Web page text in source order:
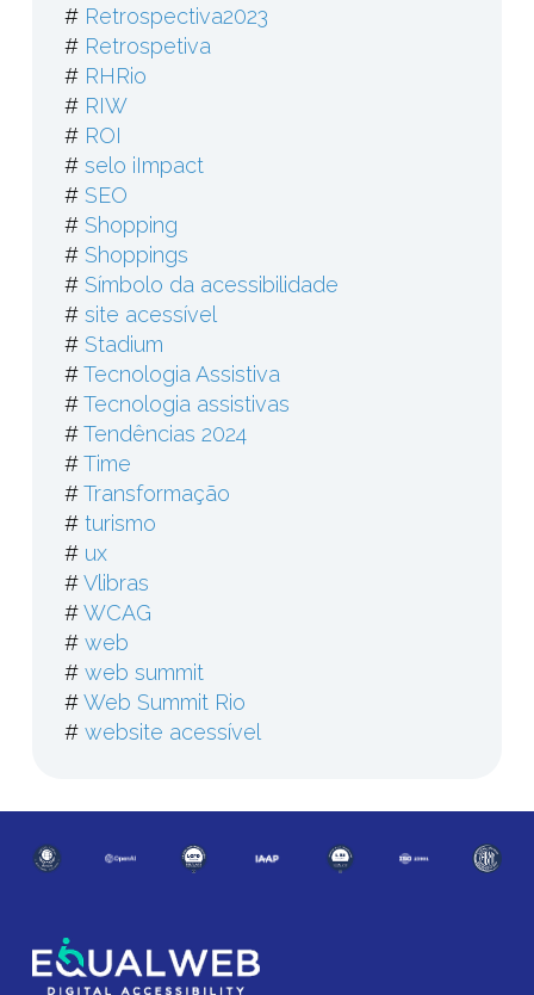
# Retrospectiva2023
# Retrospetiva
# RHRio
# RIW
# ROI
# selo iImpact
# SEO
# Shopping
# Shoppings
# Símbolo da acessibilidade
# site acessível
# Stadium
#Tecnologia Assistiva
#Tecnologia assistivas
#Tendências 2024
#Time
#Transformação
# turismo
# ux
#Vlibras
#WCAG
# web
# web summit
#Web Summit Rio
# website acessível